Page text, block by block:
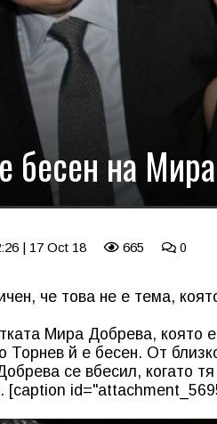
бесен на
| 17 Oct 18 665 0
че това не е тема,
Мира Добрева, която
й е бесен. От
се вбесил, когато
[caption